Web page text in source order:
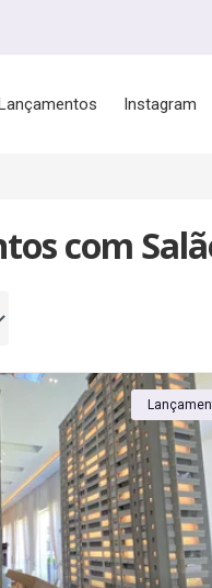
Instagram
com